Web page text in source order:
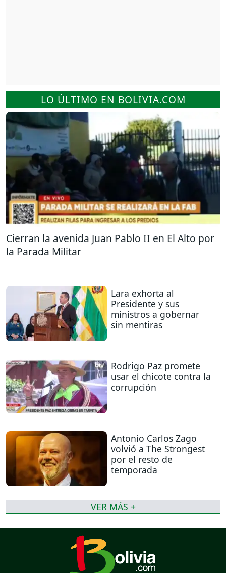
LO ÚLTIMO EN BOLIVIA.COM
Cierran la avenida Juan Pablo II en El Alto por
la Parada Militar
Lara exhorta al
Presidente y sus
ministros a gobernar
sin mentiras
Rodrigo Paz promete
usar el chicote contra la
corrupción
Antonio Carlos Zago
volvió a The Strongest
por el resto de
temporada
VER MÁS +